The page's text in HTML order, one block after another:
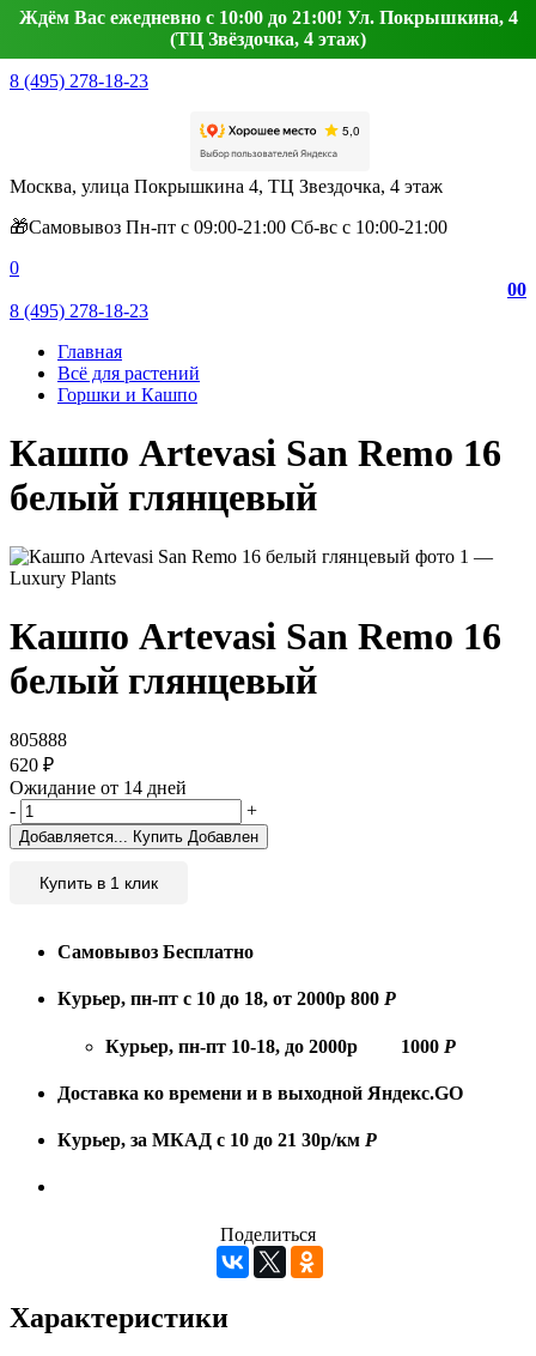
Ждём Вас ежедневно с 10:00 до 21:00! Ул. Покрышкина, 4
(ТЦ Звёздочка, 4 этаж)
8 (495) 278-18-23
Москва, улица Покрышкина 4, ТЦ Звездочка, 4 этаж
🎁Самовывоз Пн-пт с 09:00-21:00 Сб-вс с 10:00-21:00
0
00
8 (495) 278-18-23
Главная
Всё для растений
Горшки и Кашпо
Кашпо Artevasi San Remo 16
белый глянцевый
Кашпо Artevasi San Remo 16
белый глянцевый
805888
620 ₽
Ожидание от 14 дней
-
+
Добавляется... Купить Добавлен
Купить в 1 клик
Самовывоз Бесплатно
Курьер, пн-пт с 10 до 18, от 2000р 800 Р
Курьер, пн-пт 10-18, до 2000р 1000 Р
Доставка ко времени и в выходной Яндекс.GO
Курьер, за МКАД с 10 до 21 30р/км Р
Поделиться
Характеристики